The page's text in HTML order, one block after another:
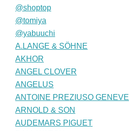
@shoptop
@tomiya
@yabuuchi
A.LANGE & SÖHNE
AKHOR
ANGEL CLOVER
ANGELUS
ANTOINE PREZIUSO GENEVE
ARNOLD & SON
AUDEMARS PIGUET